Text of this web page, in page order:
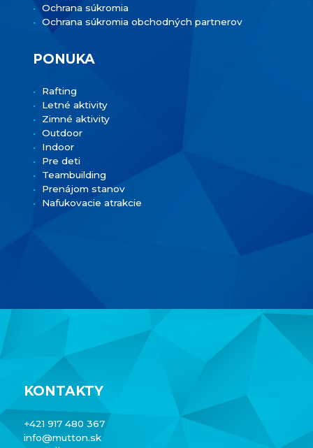
KONTAKTY
+421 917 480 367
info@mutton.sk
Ochrana súkromia
Ochrana súkromia obchodných partnerov
PONUKA
Rafting
Letné aktivity
Zimné aktivity
Outdoor
Indoor
Pre deti
Teambuilding
Prenájom stanov
Nafukovacie atrakcie